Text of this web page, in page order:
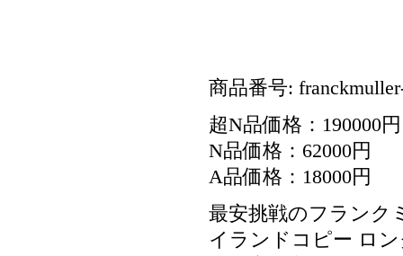
商品番号:
超N品価格：190000円
N品価格：62000円
A品価格：18000円
最安挑戦のフランク
イランドコピー ロ